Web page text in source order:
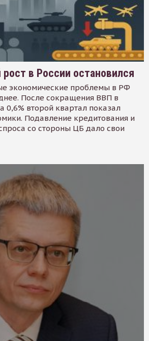
в России остановился
экономические проблемы в РФ
После сокращения ВВП в
0,6% второй квартал показал
Подавление кредитования и
со стороны ЦБ дало свои